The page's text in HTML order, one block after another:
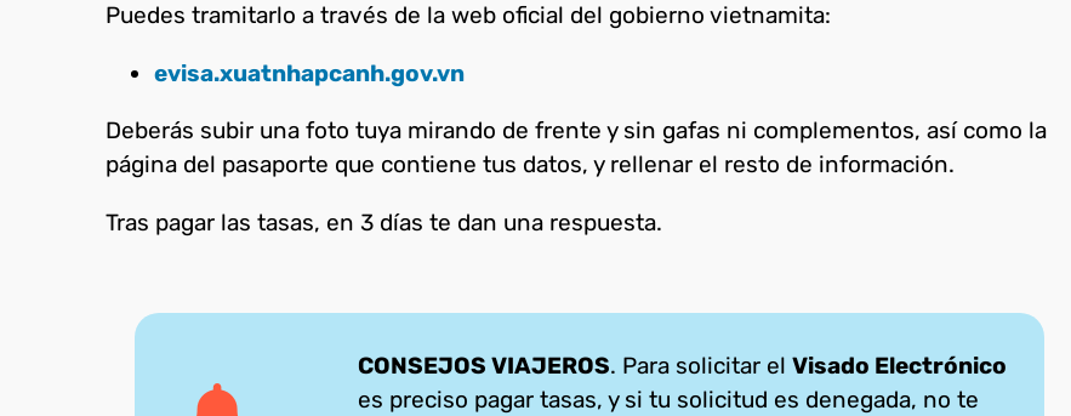
Puedes tramitarlo a través de la web oficial del gobierno vietnamita:
evisa.xuatnhapcanh.gov.vn
Deberás subir una foto tuya mirando de frente y sin gafas ni complementos, así como la
página del pasaporte que contiene tus datos, y rellenar el resto de información.
Tras pagar las tasas, en 3 días te dan una respuesta.
CONSEJOS VIAJEROS. Para solicitar elVisado Electrónico
es preciso pagar tasas, y si tu solicitud es denegada, no te